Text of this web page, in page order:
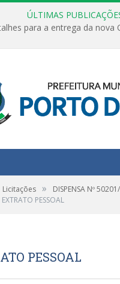
ÚLTIMAS
Licitações »
DISPENSA Nº
EXTRATO PESSOAL
PESSOAL